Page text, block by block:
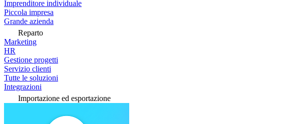
Imprenditore individuale
Piccola impresa
Grande azienda
Reparto
Marketing
HR
Gestione progetti
Servizio clienti
Tutte le soluzioni
Integrazioni
Importazione ed esportazione